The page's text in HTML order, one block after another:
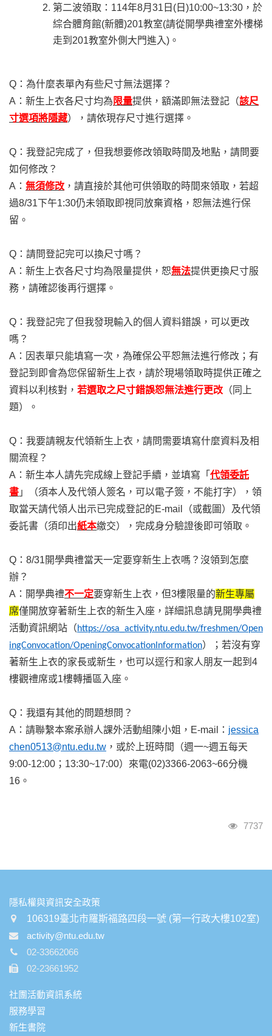
第二波領取：114年8月31日(日)10:00~13:30，於
綜合體育館(新體)201教室(請從開學典禮室外樓梯
走到201教室外側大門進入)。
Q ：為什麼表單內有些尺寸無法選擇？
A ：新生上衣各尺寸均為 限量提供，額滿即無法登記（該尺
寸選項將隱藏），請依現存尺寸進行選擇。
Q ：我登記完成了，但我想要修改領取時間及地點，請問要
如何修改？
A ： 無須修改 ，請直接於其他可供領取的時間來領取，若超
過8/31下午1:30仍未領取即視同放棄資格，恕無法進行保
留。
Q ：請問登記完可以換尺寸嗎？
A ：新生上衣各尺寸均為限量提供，恕無法提供更換尺寸服
務，請確認後再行選擇。
Q ：我登記完了但我發現輸入的個人資料錯誤，可以更改
嗎？
A ：因表單只能填寫一次，為確保公平恕無法進行修改；有
登記到即會為您保留新生上衣，請於現場領取時提供正確之
資料以利核對， 若選取之尺寸錯誤恕無法進行更改 （同上
題）。
Q ：我要請親友代領新生上衣，請問需要填寫什麼資料及相
關流程？
A ：新生本人請先完成線上登記手續，並填寫「 代領委託
書 」（須本人及代領人簽名，可以電子簽，不能打字），領
取當天請代領人出示已完成登記的E-mail（或截圖）及代領
委託書（須印出紙本繳交），完成身分驗證後即可領取。
Q ：8/31開學典禮當天一定要穿新生上衣嗎？沒領到怎麼
辦？
A ：開學典禮不一定要穿新生上衣，但3樓限量的新生專屬
席僅開放穿著新生上衣的新生入座，詳細訊息請見開學典禮
活動資訊網站（https://osa_activity.ntu.edu.tw/freshmen/Open
ingConvocation/OpeningConvocationInformation）；若沒有穿
著新生上衣的家長或新生，也可以逕行和家人朋友一起到4
樓觀禮席或1樓轉播區入座。
Q ：我還有其他的問題想問？
A ：請聯繫本案承辦人課外活動組陳小姐，E-mail： jessica
chen0513@ntu.edu.tw ，或於上班時間（週一~週五每天
9:00-12:00；13:30~17:00）來電(02)3366-2063~66分機
16。
瀏覽人
7737
:::
隱私權與資訊安全政策
106319臺北市羅斯福路四段一號 (第一行政大樓102室)
activity@ntu.edu.tw
02-33662066
02-23661952
社團活動資訊系統
服務學習
新生書院